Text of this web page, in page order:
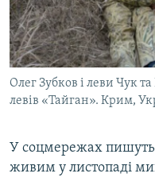
Олег Зубков і леви Чук
левів «Тайган». Крим,
У соцмережах
живим у листопаді